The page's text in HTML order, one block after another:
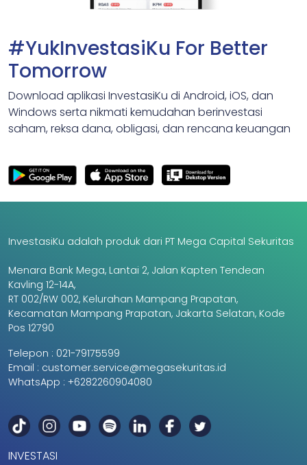
#YukInvestasiKu For Better
Tomorrow
Download aplikasi InvestasiKu di Android, iOS, dan
Windows serta nikmati kemudahan berinvestasi
saham, reksa dana, obligasi, dan rencana keuangan
InvestasiKu adalah produk dari PT Mega Capital Sekuritas
Menara Bank Mega, Lantai 2, Jalan Kapten Tendean
Kavling 12-14A,
RT 002/RW 002, Kelurahan Mampang Prapatan,
Kecamatan Mampang Prapatan, Jakarta Selatan, Kode
Pos 12790
Telepon : 021-79175599
Email : customer.service@megasekuritas.id
WhatsApp : +6282260904080
INVESTASI